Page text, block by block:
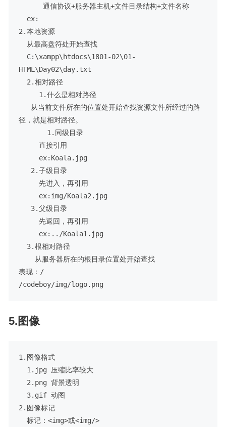
通信协议+服务器主机+文件目录结构+文件名称
ex:
2.本地资源
从最高盘符处开始查找
C:\xampp\htdocs\1801-02\01-
HTML\Day02\day.txt
2.相对路径
1.什么是相对路径
从当前文件所在的位置处开始查找资源文件所经过的路
径，就是相对路径。
1.同级目录
直接引用
ex:Koala.jpg
2.子级目录
先进入，再引用
ex:img/Koala2.jpg
3.父级目录
先返回，再引用
ex:../Koala1.jpg
3.根相对路径
从服务器所在的根目录位置处开始查找
表现：/
/codeboy/img/logo.png
5.图像
1.图像格式
1.jpg 压缩比率较大
2.png 背景透明
3.gif 动图
2.图像标记
标记：<img>或<img/>